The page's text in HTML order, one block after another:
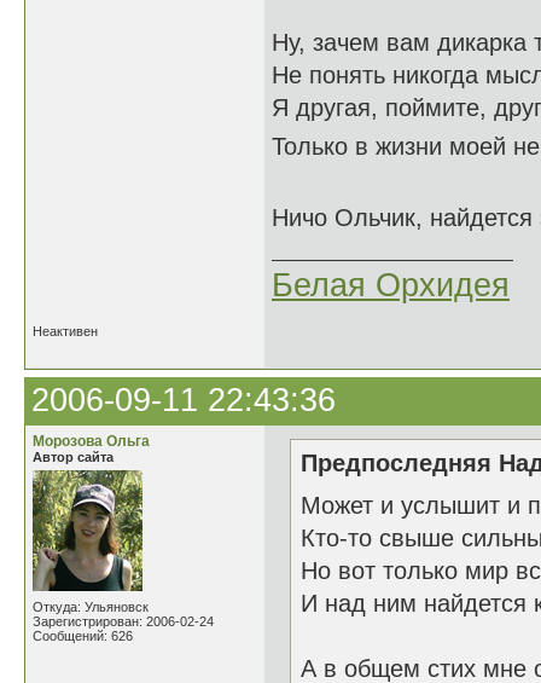
Ну, зачем вам дикарка
Не понять никогда
Я другая, поймите,
Только в жизни моей
Ничо Ольчик,
Белая Орхидея
Неактивен
2006-09-11 22:43:36
Морозова Ольга
Автор сайта
Откуда: Ульяновск
Зарегистрирован: 2006-02-24
Сообщений: 626
Предпоследняя
Может и услышит и
Кто-то свыше
Но вот только мир
И над ним найдется
А в общем стих мне